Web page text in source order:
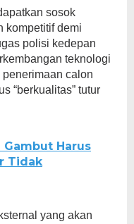
sosok
kompetitif demi
polisi kedepan
teknologi
calon
“berkualitas” tutur
Gambut Harus
Tidak
yang akan